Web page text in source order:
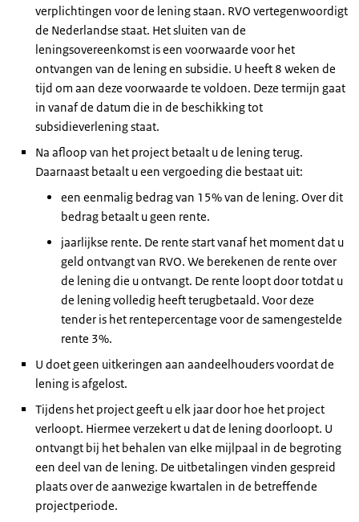
verplichtingen voor de lening staan. RVO vertegenwoordigt
de Nederlandse staat. Het sluiten van de
leningsovereenkomst is een voorwaarde voor het
ontvangen van de lening en subsidie. U heeft 8 weken de
tijd om aan deze voorwaarde te voldoen. Deze termijn gaat
in vanaf de datum die in de beschikking tot
subsidieverlening staat.
Na afloop van het project betaalt u de lening terug.
Daarnaast betaalt u een vergoeding die bestaat uit:
een eenmalig bedrag van 15% van de lening. Over dit
bedrag betaalt u geen rente.
jaarlijkse rente. De rente start vanaf het moment dat u
geld ontvangt van RVO. We berekenen de rente over
de lening die u ontvangt. De rente loopt door totdat u
de lening volledig heeft terugbetaald. Voor deze
tender is het rentepercentage voor de samengestelde
rente 3%.
U doet geen uitkeringen aan aandeelhouders voordat de
lening is afgelost.
Tijdens het project geeft u elk jaar door hoe het project
verloopt. Hiermee verzekert u dat de lening doorloopt. U
ontvangt bij het behalen van elke mijlpaal in de begroting
een deel van de lening. De uitbetalingen vinden gespreid
plaats over de aanwezige kwartalen in de betreffende
projectperiode.